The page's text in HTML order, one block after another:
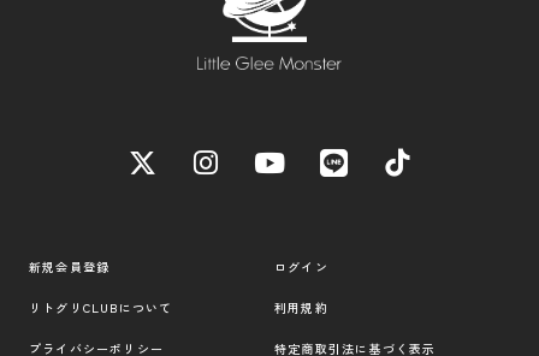
新規会員登録 ログイン
リトグリCLUBについて 利用規約
プライバシーポリシー 特定商取引法に基づく表示